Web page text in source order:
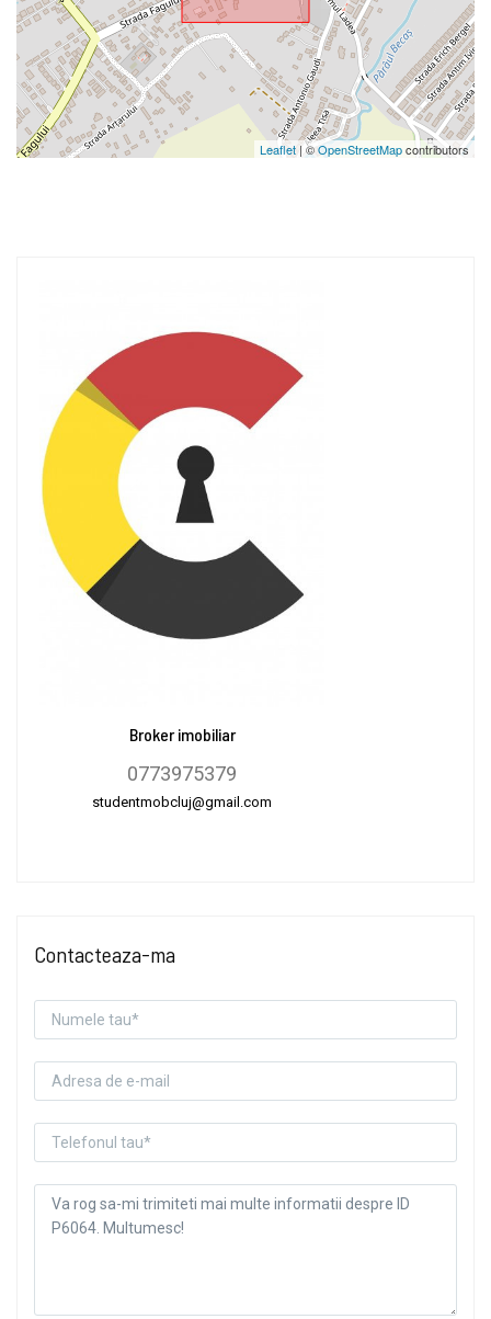
Leaflet| ©OpenStreetMapcontributors
Broker imobiliar
0773975379
studentmobcluj@gmail.com
Contacteaza-ma